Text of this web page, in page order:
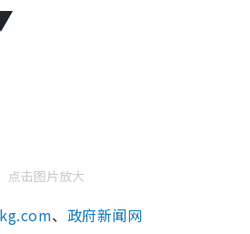
点击图片放大
、 政府新闻网